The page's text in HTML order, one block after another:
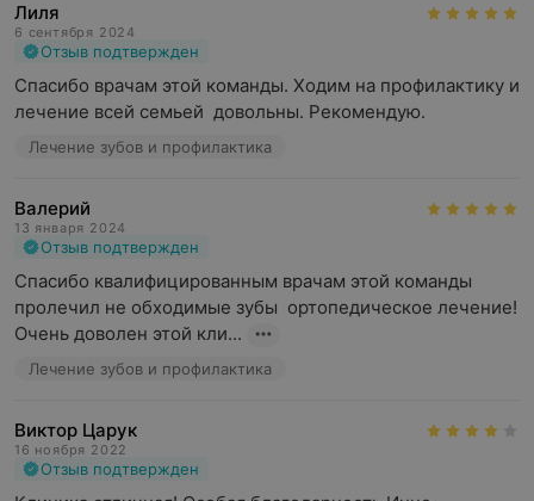
Лиля
6 сентября 2024
Отзыв подтвержден
Спасибо врачам этой команды. Ходим на профилактику и
лечение всей семьей  довольны. Рекомендую.
Лечение зубов и профилактика
Валерий
13 января 2024
Отзыв подтвержден
Спасибо квалифицированным врачам этой команды
пролечил не обходимые зубы  ортопедическое лечение!
Очень доволен этой кли...
Лечение зубов и профилактика
Виктор Царук
16 ноября 2022
Отзыв подтвержден